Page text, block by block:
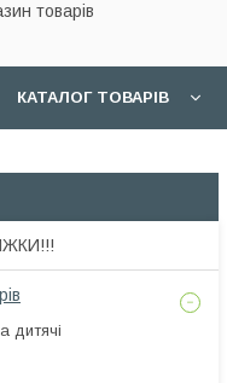
товарів
КАТАЛОГ ТОВАРІВ
дитячі